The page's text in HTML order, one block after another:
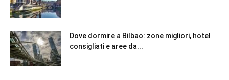
Dove dormire a Bilbao: zone migliori, hotel
consigliati e aree da...